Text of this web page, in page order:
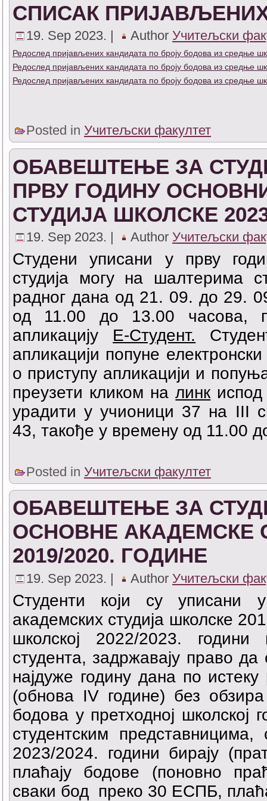
СПИСАК
19. Sep 2023. | Author Учитељски
Редослед пријављених кандидата по броју бодова из средње
Редослед пријављених кандидата по броју бодова из средње
Редослед пријављених кандидата по броју бодова из средње
Posted in Учитељски факултет
ОБАВЕШТЕЊЕ ЗА
ПРВУ ГОДИНУ
СТУДИЈА ШКОЛСКЕ
19. Sep 2023. | Author Учитељски
Студени уписани у прву
студија могу на шалтерима
радног дана од 21. 09. до 29.
од 11.00 до 13.00 часова,
апликацију Е-Студент.
апликацији попуне
о приступу апликацији и
преузети кликом налинк
урадити у учионици 37 на III
43, такође у времену од 11.00
Posted in Учитељски факултет
ОБАВЕШТЕЊЕ ЗА
ОСНОВНЕ АКАДЕМСКЕ
2019/2020. ГОДИНЕ
19. Sep 2023. | Author Учитељски
Студенти који су уписани
академских студија школске
школској 2022/2023. години
студента, задржавају право
најдуже годину дана по истеку
(обнова IV године) без
бодова у претходној школској
студентским представницима,
2023/2024. години бирају
плаћају бодове (поновно
сваки бод преко 30 ЕСПБ,